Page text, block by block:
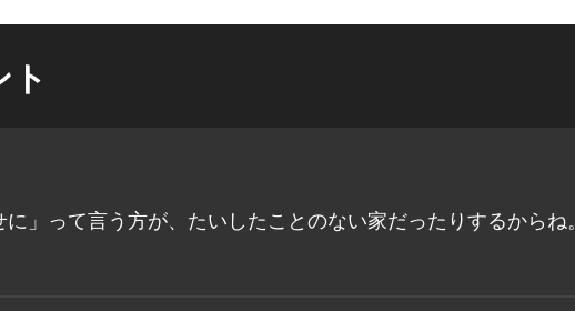
」って言う方が、たいしたことのない家だったりするからね。